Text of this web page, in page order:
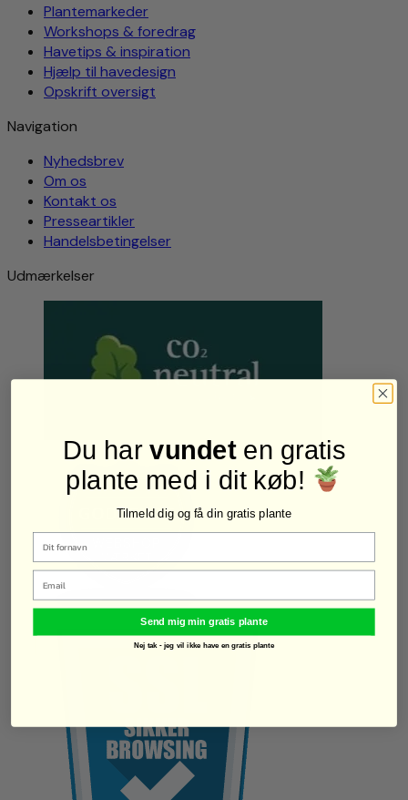
Plantemarkeder
Workshops & foredrag
Havetips & inspiration
Hjælp til havedesign
Opskrift oversigt
Navigation
Nyhedsbrev
Om os
Kontakt os
Presseartikler
Handelsbetingelser
Udmærkelser
Du harvundeten gratis
plante med i dit køb!
Tilmeld dig og få din gratis plante
Email
Send mig min gratis plante
Nej tak - jeg vil ikke have en gratis plante